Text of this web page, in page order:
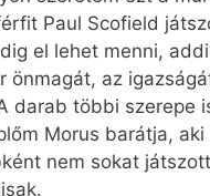
Paul Scofield
el lehet menni,
önmagát, az
darab többi szerepe
Morus barátja,
nem sokat